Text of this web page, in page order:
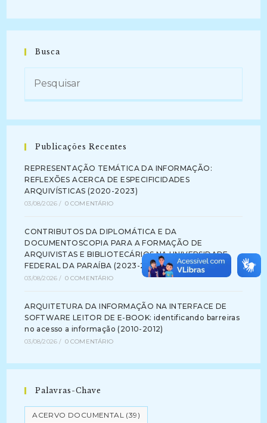
Busca
Publicações Recentes
REPRESENTAÇÃO TEMÁTICA DA INFORMAÇÃO:
REFLEXÕES ACERCA DE ESPECIFICIDADES
ARQUIVÍSTICAS (2020-2023)
03/08/2026 / 0 COMENTÁRIO
CONTRIBUTOS DA DIPLOMÁTICA E DA
DOCUMENTOSCOPIA PARA A FORMAÇÃO DE
ARQUIVISTAS E BIBLIOTECÁRIOS NA UNIVERSIDADE
FEDERAL DA PARAÍBA (2023-2024)
03/08/2026 / 0 COMENTÁRIO
ARQUITETURA DA INFORMAÇÃO NA INTERFACE DE
SOFTWARE LEITOR DE E-BOOK: identificando barreiras
no acesso a informação (2010-2012)
03/08/2026 / 0 COMENTÁRIO
Palavras-Chave
ACERVO DOCUMENTAL (39)